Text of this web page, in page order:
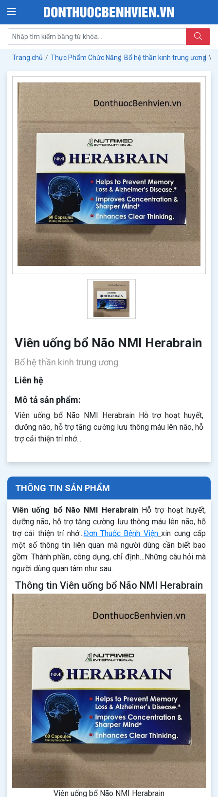
Trang chủ Thực Phẩm Chức Năng Bổ hệ thần kinh trung ương
Viên uống bổ Não NMI Herabrain
Bổ hệ thần kinh trung ương
Liên hệ
Mô tả sản phẩm:
Viên uống bổ Não NMI Herabrain Hỗ trợ hoạt huyết,
dưỡng não, hỗ trợ tăng cường lưu thông máu lên não, hỗ
trợ cải thiện trí nhớ...
THÔNG TIN SẢN PHẨM
Viên uống bổ Não NMI HerabrainHỗ trợ hoạt huyết,
dưỡng não, hỗ trợ tăng cường lưu thông máu lên não, hỗ
trợ cải thiện trí nhớ...Đơn Thuốc Bệnh Viện xin cung cấp
một số thông tin liên quan mà người dùng cần biết bao
gồm: Thành phần, công dụng, chỉ định…Những câu hỏi mà
người dùng quan tâm như sau:
Thông tin Viên uống bổ Não NMI Herabrain
Viên uống bổ Não NMI Herabrain